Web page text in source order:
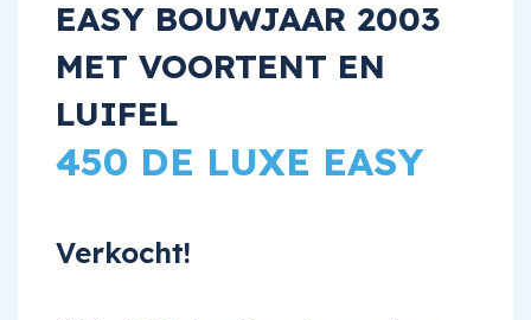
EASY BOUWJAAR 2003
MET VOORTENT EN
LUIFEL
450 DE LUXE EASY
Verkocht!